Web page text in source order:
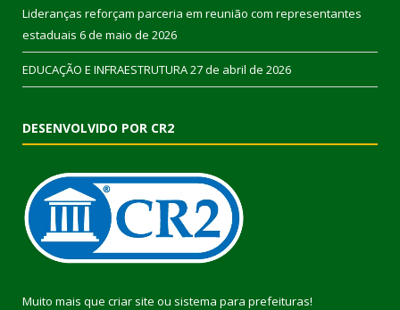
Lideranças reforçam parceria em reunião com representantes
estaduais 6 de maio de 2026
EDUCAÇÃO E INFRAESTRUTURA27 de abril de 2026
DESENVOLVIDO POR CR2
Muito mais que criar site ou sistema para prefeituras!